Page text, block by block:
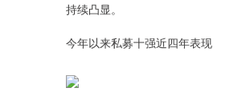
持续凸显。
今年以来私募十强近四年表现